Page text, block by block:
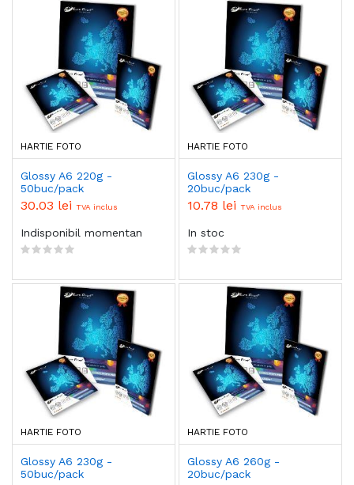
HARTIE FOTO
Glossy A6 220g -
50buc/pack
30.03 lei TVA inclus
Indisponibil momentan
HARTIE FOTO
Glossy A6 230g -
20buc/pack
10.78 lei TVA inclus
In stoc
HARTIE FOTO
Glossy A6 230g -
50buc/pack
HARTIE FOTO
Glossy A6 260g -
20buc/pack